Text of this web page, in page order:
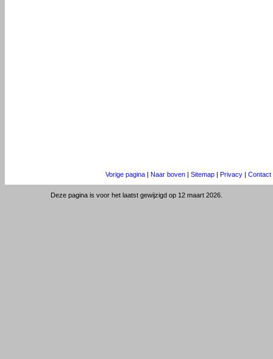
Vorige pagina | Naar boven | Sitemap | Privacy | Contact
Deze pagina is voor het laatst gewijzigd op 12 maart 2026.